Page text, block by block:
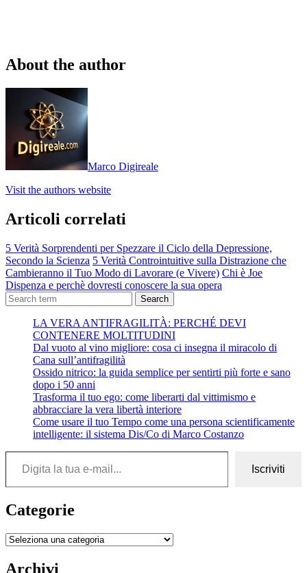
About the author
Marco Digireale
Visit the authors website
Articoli correlati
5 Verità Sorprendenti per Spezzare il Ciclo della Depressione,
Secondo la Scienza 5 Verità Controintuitive sulla Distrazione che
Cambieranno il Tuo Modo di Lavorare (e Vivere) Chi è Joe
Dispenza e perchè dovresti conoscere la sua opera
Search
LA VERA ANTIFRAGILITÀ: PERCHÉ DEVI
CONTENERE MOLTITUDINI
Dal vuoto al vino migliore: cosa ci insegna il miracolo di
Cana sull’antifragilità
Ossido nitrico: la guida semplice per sentirti più forte e sano
dopo i 50 anni
Trasforma il tuo ego: come liberarti dal vittimismo e
abbracciare la vera libertà interiore
Come usare il tuo Tempo come una persona scientificamente
intelligente: il sistema Dis/Co di Marco Costanzo
Digita la tua e-mail...
Iscriviti
Categorie
Categorie
Archivi